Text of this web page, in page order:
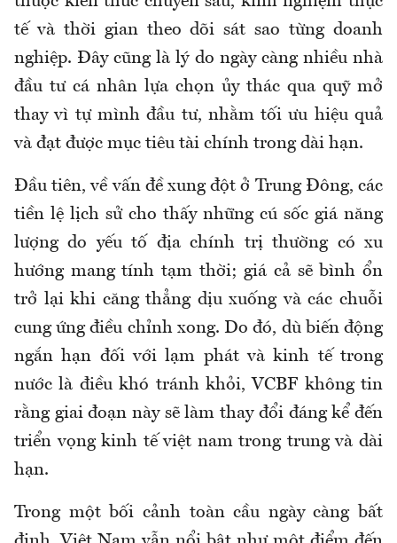
tế và thời gian theo dõi sát sao từng doanh
nghiệp. Đây cũng là lý do ngày càng nhiều nhà
đầu tư cá nhân lựa chọn ủy thác qua quỹ mở
thay vì tự mình đầu tư, nhằm tối ưu hiệu quả
và đạt được mục tiêu tài chính trong dài hạn.
Đầu tiên, về vấn đề xung đột ở Trung Đông, các
tiền lệ lịch sử cho thấy những cú sốc giá năng
lượng do yếu tố địa chính trị thường có xu
hướng mang tính tạm thời; giá cả sẽ bình ổn
trở lại khi căng thẳng dịu xuống và các chuỗi
cung ứng điều chỉnh xong. Do đó, dù biến động
ngắn hạn đối với lạm phát và kinh tế trong
nước là điều khó tránh khỏi, VCBF không tin
rằng giai đoạn này sẽ làm thay đổi đáng kể đến
triển vọng kinh tế việt nam trong trung và dài
hạn.
Trong một bối cảnh toàn cầu ngày càng bất